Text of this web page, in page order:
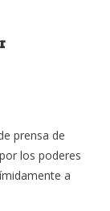
prensa de
los poderes
a